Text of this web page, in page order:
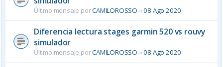
Último mensaje porCAMILOROSSO «08 Ago 2020
Diferencia lectura stages garmin 520 vs rouvy
simulador
Último mensaje porCAMILOROSSO «08 Ago 2020